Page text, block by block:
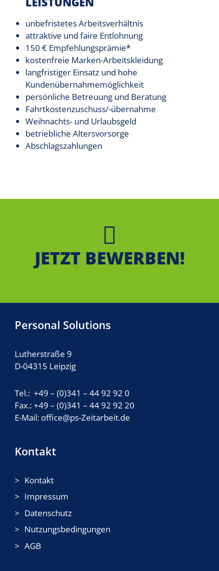
unbefristetes Arbeitsverhältnis
attraktive und faire Entlohnung
150 € Empfehlungsprämie*
kostenfreie Marken-Arbeitskleidung
langfristiger Einsatz und hohe
Kundenübernahmemöglichkeit
persönliche Betreuung und Beratung
Fahrtkostenzuschuss/-übernahme
Weihnachts- und Urlaubsgeld
betriebliche Altersvorsorge
Abschlagszahlungen
JETZT BEWERBEN!
Personal Solutions
Lutherstraße 9
D-04315 Leipzig
Tel.: +49 – (0)341 – 44 92 92 0
Fax.: +49 – (0)341 – 44 92 92 20
E-Mail: office@ps-Zeitarbeit.de
Kontakt
Kontakt
Impressum
Datenschutz
Nutzungsbedingungen
AGB